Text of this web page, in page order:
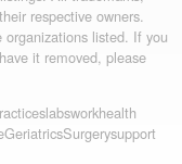
respective owners.
listed. If you
it removed, please
labsworkhealth
GeriatricsSurgerysupport